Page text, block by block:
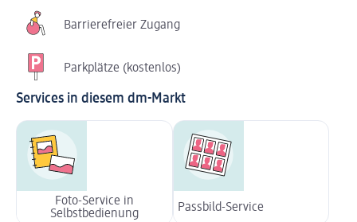
Barrierefreier Zugang
Parkplätze (kostenlos)
Services in diesem dm-Markt
Foto-Service in
Selbstbedienung
Passbild-Service